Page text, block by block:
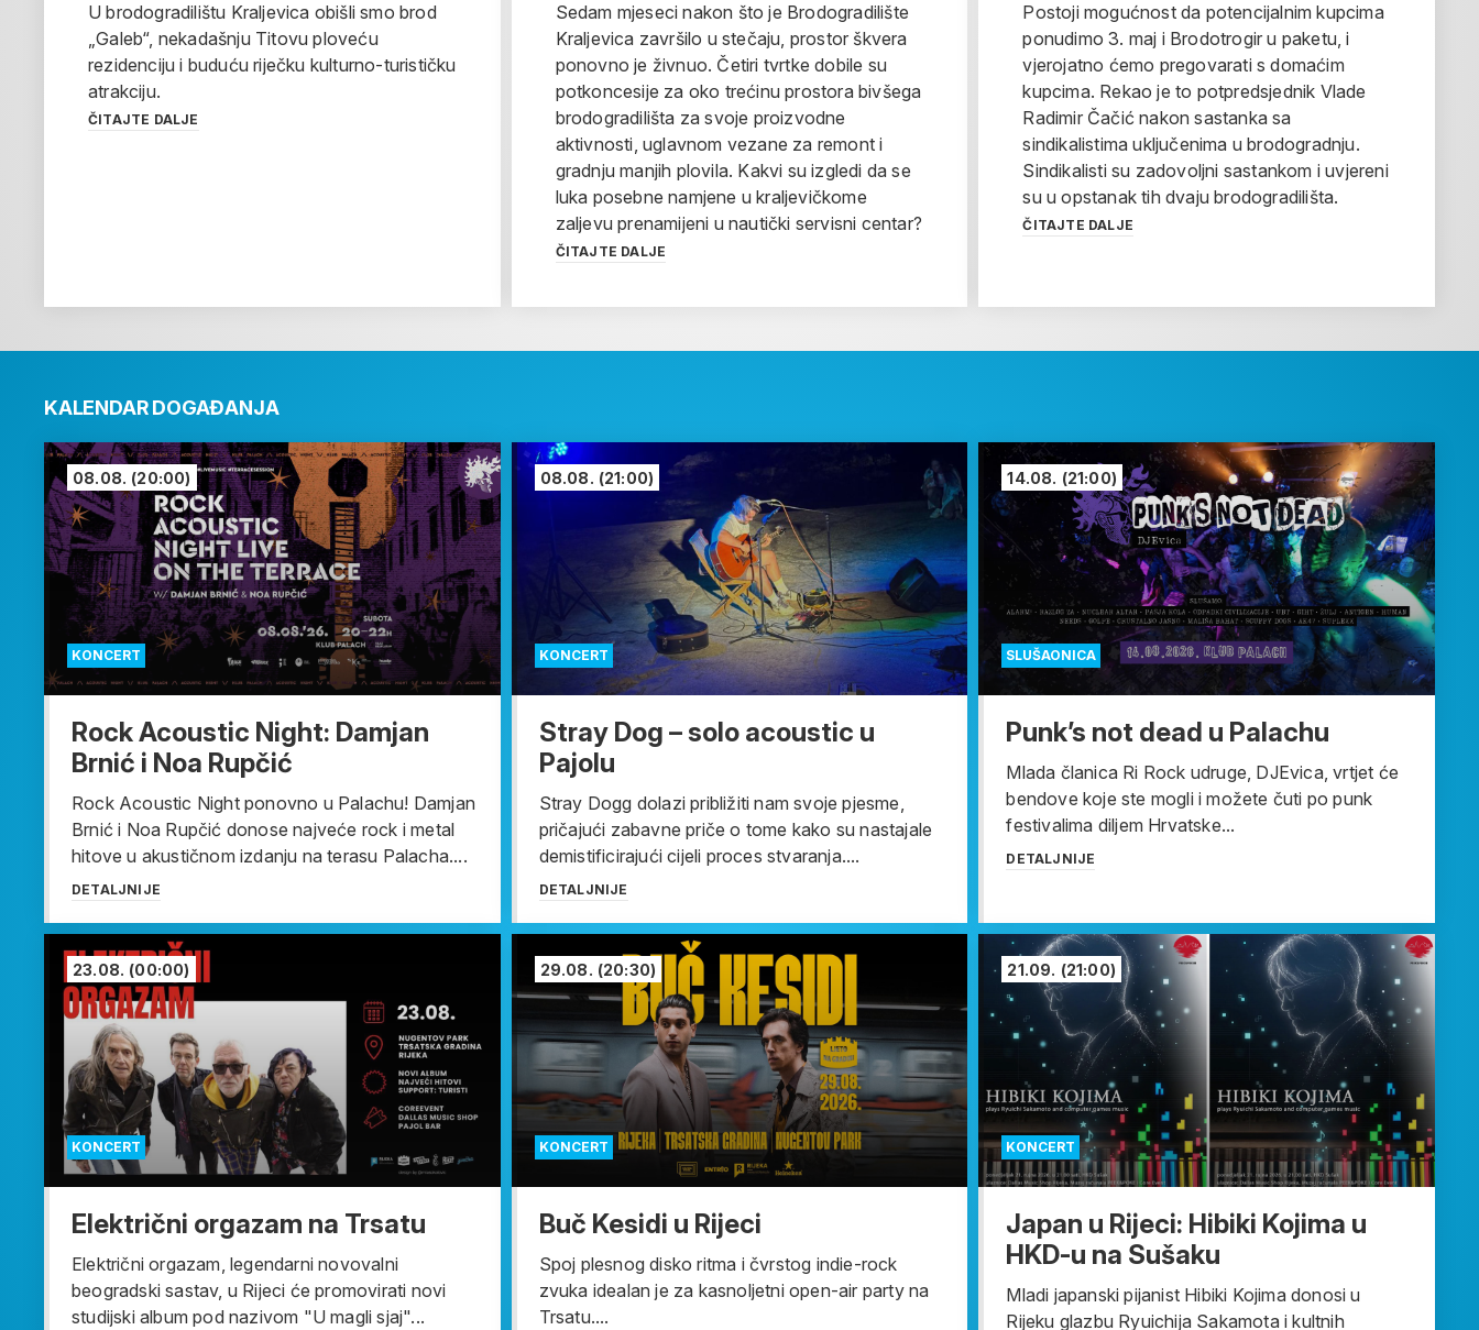
U brodogradilištu Kraljevica obišli smo brod
„Galeb“, nekadašnju Titovu ploveću
rezidenciju i buduću riječku kulturno-turističku
atrakciju.
ČITAJTE DALJE
Sedam mjeseci nakon što je Brodogradilište
Kraljevica završilo u stečaju, prostor škvera
ponovno je živnuo. Četiri tvrtke dobile su
potkoncesije za oko trećinu prostora bivšega
brodogradilišta za svoje proizvodne
aktivnosti, uglavnom vezane za remont i
gradnju manjih plovila. Kakvi su izgledi da se
luka posebne namjene u kraljevičkome
zaljevu prenamijeni u nautički servisni centar?
ČITAJTE DALJE
Postoji mogućnost da potencijalnim kupcima
ponudimo 3. maj i Brodotrogir u paketu, i
vjerojatno ćemo pregovarati s domaćim
kupcima. Rekao je to potpredsjednik Vlade
Radimir Čačić nakon sastanka sa
sindikalistima uključenima u brodogradnju.
Sindikalisti su zadovoljni sastankom i uvjereni
su u opstanak tih dvaju brodogradilišta.
ČITAJTE DALJE
KALENDAR DOGAĐANJA
KONCERT
08.08. (20:00)
Rock Acoustic Night: Damjan
Brnić i Noa Rupčić
Rock Acoustic Night ponovno u Palachu! Damjan
Brnić i Noa Rupčić donose najveće rock i metal
hitove u akustičnom izdanju na terasu Palacha....
DETALJNIJE
KONCERT
08.08. (21:00)
Stray Dog – solo acoustic u
Pajolu
Stray Dogg dolazi približiti nam svoje pjesme,
pričajući zabavne priče o tome kako su nastajale
demistificirajući cijeli proces stvaranja....
DETALJNIJE
SLUŠAONICA
14.08. (21:00)
Punk’s not dead u Palachu
Mlada članica Ri Rock udruge, DJEvica, vrtjet će
bendove koje ste mogli i možete čuti po punk
festivalima diljem Hrvatske...
DETALJNIJE
KONCERT
23.08. (00:00)
Električni orgazam na Trsatu
Električni orgazam, legendarni novovalni
beogradski sastav, u Rijeci će promovirati novi
studijski album pod nazivom "U magli sjaj"...
KONCERT
29.08. (20:30)
Buč Kesidi u Rijeci
Spoj plesnog disko ritma i čvrstog indie-rock
zvuka idealan je za kasnoljetni open-air party na
Trsatu....
KONCERT
21.09. (21:00)
Japan u Rijeci: Hibiki Kojima u
HKD-u na Sušaku
Mladi japanski pijanist Hibiki Kojima donosi u
Rijeku glazbu Ryuichija Sakamota i kultnih